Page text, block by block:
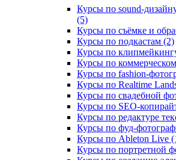
Курсы по sound-
(5)
Курсы по съёмке и
Курсы по подкастам (2)
Курсы по
Курсы по
Курсы по fashion-
Курсы по Realtime
Курсы по свадебной
Курсы по SEO-
Курсы по редактуре
Курсы по фуд-
Курсы по Ableton Live
Курсы по портретной